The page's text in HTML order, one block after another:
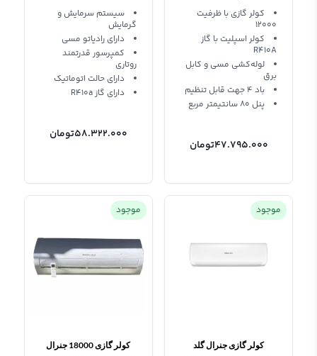
MS12000PLATINUM
کولر گازی با ظرفیت
12000
کولر اسپلیت با گاز
R410A
لوله‌کشی مسی و کابل
برق
باد 4 جهت قابل تنظیم
پنل ۸۰ سانتیمتر مربع
47.795.000تومان
TITANIUM
سیستم سرمایش و
گرمایش
دارای رادیاتو مسی
کمپرسور قدرتمند
روتاری
دارای حالت اتوماتیک
دارای گاز R410a
58.322.000تومان
موجود
کولر گازی جنرال گلد
موجود
کولر گازی 18000 جنرال